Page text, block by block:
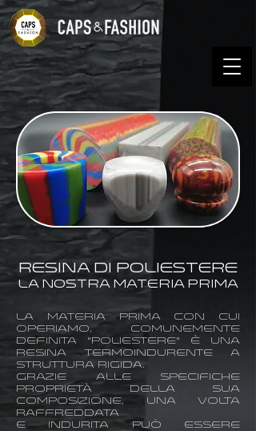
Resina di Poliestere
La nostra materia prima
La materia prima con cui
operiamo, comunemente
definita "poliestere" è una
resina termoindurente a
struttura rigida.
Grazie alle specifiche
proprietà della sua
composizione, una volta
raffreddata
e indurita può essere